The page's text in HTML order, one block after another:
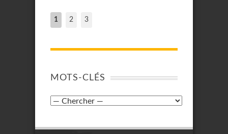
1 2 3
MOTS-CLÉS